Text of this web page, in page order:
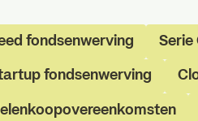
fondsenwerving Serie
fondsenwerving